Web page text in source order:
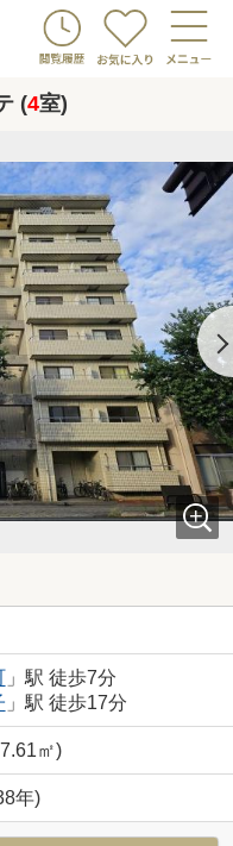
(4室)
」駅 徒歩7分
」駅 徒歩17分
㎡)
年)